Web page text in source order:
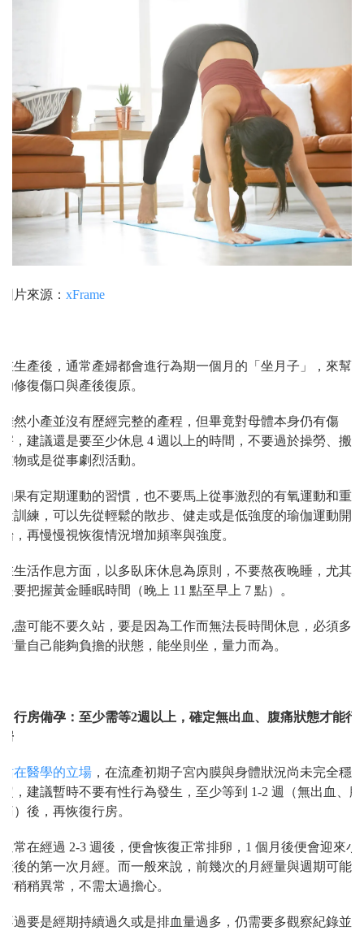
圖片來源：xFrame
在生產後，通常產婦都會進行為期一個月的「坐月子」，來幫
助修復傷口與產後復原。
雖然小產並沒有歷經完整的產程，但畢竟對母體本身仍有傷
害，建議還是要至少休息 4 週以上的時間，不要過於操勞、搬
重物或是從事劇烈活動。
如果有定期運動的習慣，也不要馬上從事激烈的有氧運動和重
量訓練，可以先從輕鬆的散步、健走或是低強度的瑜伽運動開
始，再慢慢視恢復情況增加頻率與強度。
在生活作息方面，以多臥床休息為原則，不要熬夜晚睡，尤其
是要把握黃金睡眠時間（晚上 11 點至早上 7 點）。
也盡可能不要久站，要是因為工作而無法長時間休息，必須多
衡量自己能夠負擔的狀態，能坐則坐，量力而為。
3. 行房備孕：至少需等2週以上，確定無出血、腹痛狀態才能行
房
站在醫學的立場 ，在流產初期子宮內膜與身體狀況尚未完全穩
定，建議暫時不要有性行為發生，至少等到 1-2 週（無出血、腹
痛）後，再恢復行房。
通常在經過 2-3 週後，便會恢復正常排卵，1 個月後便會迎來小
產後的第一次月經。而一般來說，前幾次的月經量與週期可能
會稍稍異常，不需太過擔心。
不過要是經期持續過久或是排血量過多，仍需要多觀察紀錄並